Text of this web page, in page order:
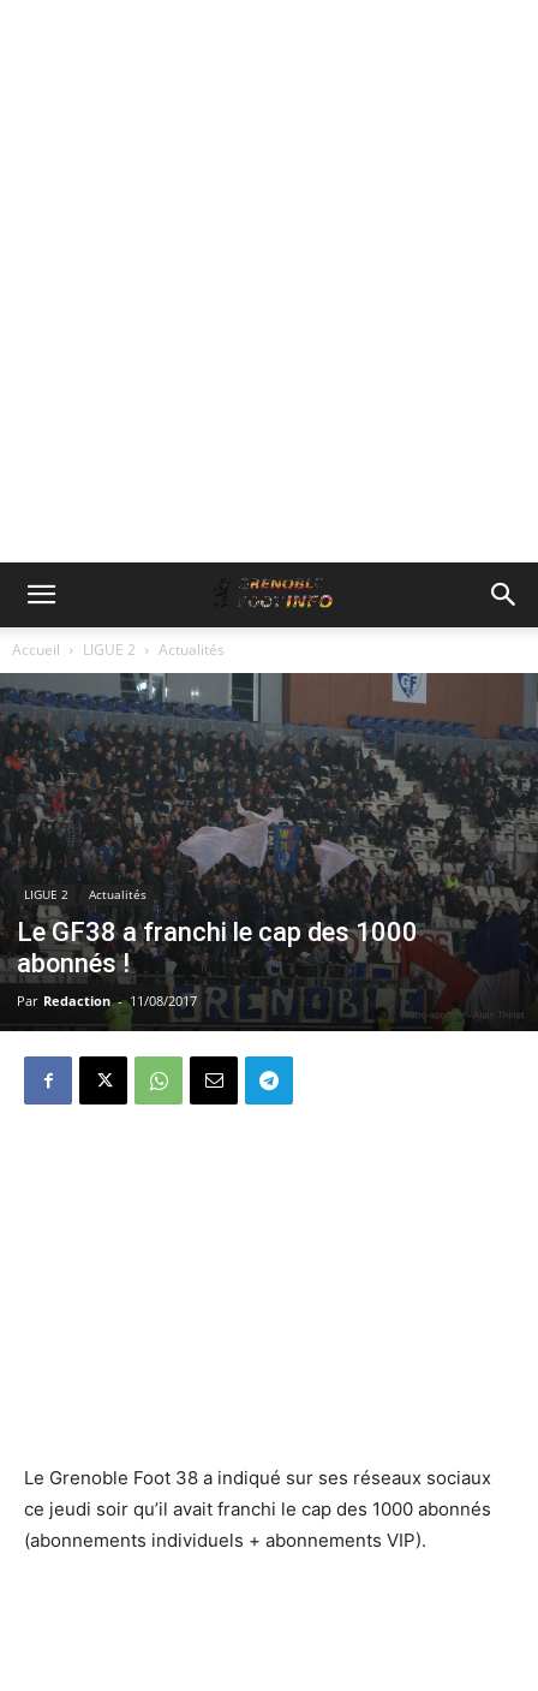
Accueil LIGUE 2 Actualités
LIGUE 2 Actualités
Le GF38 a franchi le cap des 1000
abonnés !
Par Redaction - 11/08/2017
Le Grenoble Foot 38 a indiqué sur ses réseaux sociaux
ce jeudi soir qu’il avait franchi le cap des 1000 abonnés
(abonnements individuels + abonnements VIP).